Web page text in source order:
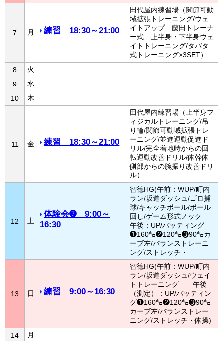
7 月 練習 18:30～21:00
田代屋内練習場（関節可動
域拡張トレーニング/ウェ
イトアップ 藤田トレーナ
ー式 上半身・下半身ウェ
イトトレーニング/タバタ
式トレーニング×3SET）
8
火
9
水
10
木
11 金 練習 18:30～21:00
田代屋内練習場（上半身フ
ィジカルトレーニング/吊
り輪/関節可動域拡張トレ
ーニング/並進運動促進ド
リル/完全着地時からの回
転運動改善ドリル/体幹体
側部からの腕振り改善ドリ
ル）
12 土
体験会➐ 9:00～
16:30
智德HG(午前：WUP/町内
ラン/坂道ダッシュ/ゴロ捕
球/キャッチボール/ボール
回し/ゲーム形式ノック
午後：UP/バッティング
❶160㌔❷120㌔❸90㌔カ
ーブ左/バランストレーニ
ング/ストレッチ・
13 日 練習 9:00～16:30
智德HG(午前：WUP/町内
ラン/坂道ダッシュ/ウェイ
トトレーニング 午後
（測定）：UP/バッティン
グ❶160㌔❷120㌔❸90㌔
カーブ左/バランストレー
ニング/ストレッチ・体操)
14
月